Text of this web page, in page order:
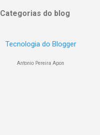
Categorias do blog
Tecnologia do Blogger
Antonio Pereira Apon